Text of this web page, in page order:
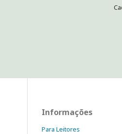
Informações
Para Leitores